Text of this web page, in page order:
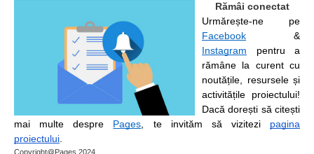
Rămâi conectat
Urmărește-ne pe
Facebook &
Instagram pentru a
rămâne la curent cu
noutățile, resursele și
activitățile proiectului!
Dacă dorești să citești
mai multe despre Pages , te invităm să vizitezi pagina
proiectului
Copyright@Pages 2024